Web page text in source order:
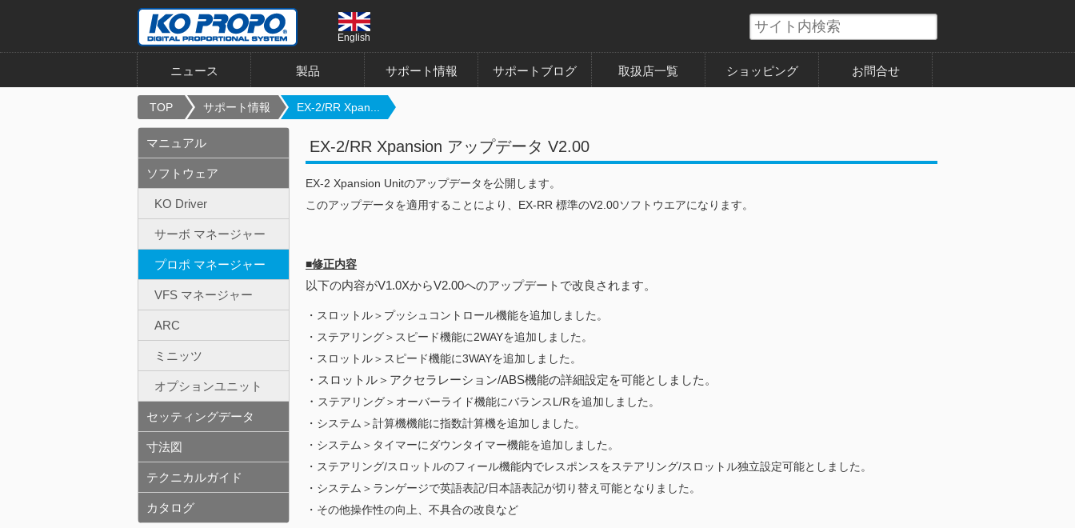
English
ニュース 製品 サポート情報 サポートブログ 取扱店一覧 ショッピング お問合せ
TOP サポート情報 EX-2/RR Xpan...
EX-2/RR Xpansion アップデータ V2.00
EX-2 Xpansion Unitのアップデータを公開します。
このアップデータを適用することにより、EX-RR 標準のV2.00ソフトウエアになります。
■修正内容
以下の内容がV1.0XからV2.00へのアップデートで改良されます。
・スロットル＞プッシュコントロール機能を追加しました。
・ステアリング＞スピード機能に2WAYを追加しました。
・スロットル＞スピード機能に3WAYを追加しました。
・スロットル＞アクセラレーション/ABS機能の詳細設定を可能としました。
・ ステアリング＞オーバーライド機能にバランスL/Rを追加しました。
・システム＞計算機機能に指数計算機を追加しました。
・システム＞タイマーにダウンタイマー機能を追加しました。
・ステアリング/スロットルのフィール機能内でレスポンスをステアリング/スロットル独立設定可能としました。
・システム＞ランゲージで英語表記/日本語表記が切り替え可能となりました。
・その他操作性の向上、不具合の改良など
マニュアル
ソフトウェア
KO Driver
サーボ マネージャー
プロポ マネージャー
VFS マネージャー
ARC
ミニッツ
オプションユニット
セッティングデータ
寸法図
テクニカルガイド
カタログ